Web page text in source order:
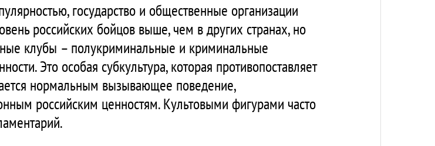
государство и общественные организации
российских бойцов выше, чем в других странах, но
клубы – полукриминальные и криминальные
Это особая субкультура, которая противопоставляет
нормальным вызывающее поведение,
российским ценностям. Культовыми фигурами часто